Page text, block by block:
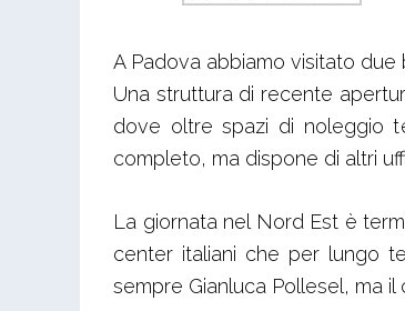
A Padova abbiamo visitato due
Una struttura di recente
dove oltre spazi di noleggio
completo, ma dispone di altri
La giornata nel Nord Est è
center italiani che per lungo
sempre Gianluca Pollesel, ma